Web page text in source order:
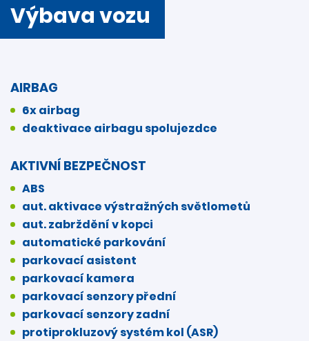
Výbava vozu
AIRBAG
6x airbag
deaktivace airbagu spolujezdce
AKTIVNÍ BEZPEČNOST
ABS
aut. aktivace výstražných světlometů
aut. zabrždění v kopci
automatické parkování
parkovací asistent
parkovací kamera
parkovací senzory přední
parkovací senzory zadní
protiprokluzový systém kol (ASR)